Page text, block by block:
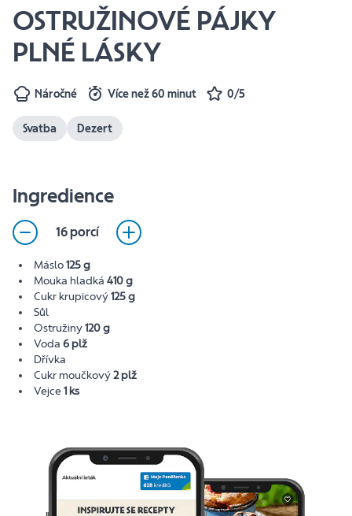
OSTRUŽINOVÉ PÁJKY
PLNÉ LÁSKY
Náročné Více než 60 minut 0/5
Svatba Dezert
Ingredience
16 porcí
Máslo125 g
Mouka hladká 410 g
Cukr krupicový125 g
Sůl
Ostružiny120 g
Voda 6 plž
Dřívka
Cukr moučkový2 plž
Vejce1 ks